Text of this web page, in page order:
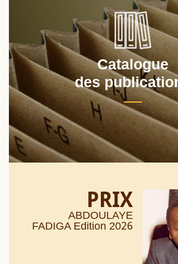
Catalogue
des
PRIX
ABDOULAYE
FADIGA Edition 2026